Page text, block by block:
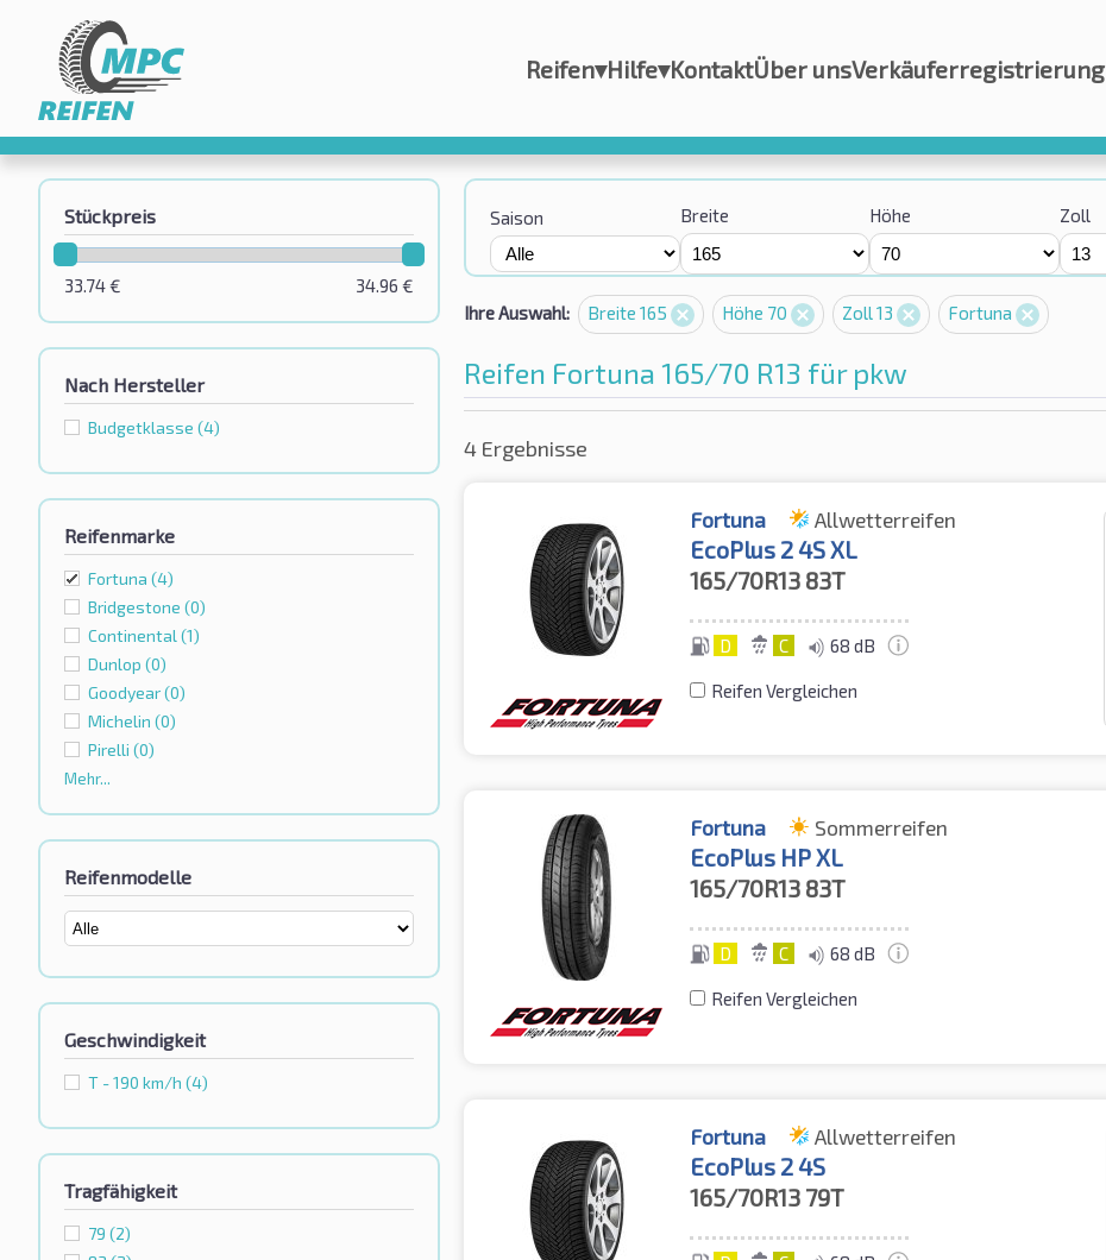
Reifen▾Hilfe▾KontaktÜber unsVerkäuferregistrierung
Stückpreis
34.96 €
33.74€
Nach Hersteller
Budgetklassе (4)
Reifenmarke
Fortuna (4)
Bridgestone (0)
Continental (1)
Dunlop (0)
Goodyear(0)
Michelin (0)
Pirelli (0)
Mehr...
Reifenmodelle
Geschwindigkeit
T - 190 km/h (4)
Tragfähigkeit
79 (2)
Saison Breite Höhe Zoll
Ihre Auswahl: Breite 165 Höhe 70 Zoll 13 Fortuna
Reifen Fortuna 165/70 R13 für pkw
4 Ergebnisse
Fortuna Allwetterreifen
EcoPlus 2 4S XL
165/70R13 83T
D C 68 dB
Reifen Vergleichen
Fortuna Sommerreifen
EcoPlus HP XL
165/70R13 83T
D C 68 dB
Reifen Vergleichen
Fortuna Allwetterreifen
EcoPlus 2 4S
165/70R13 79T